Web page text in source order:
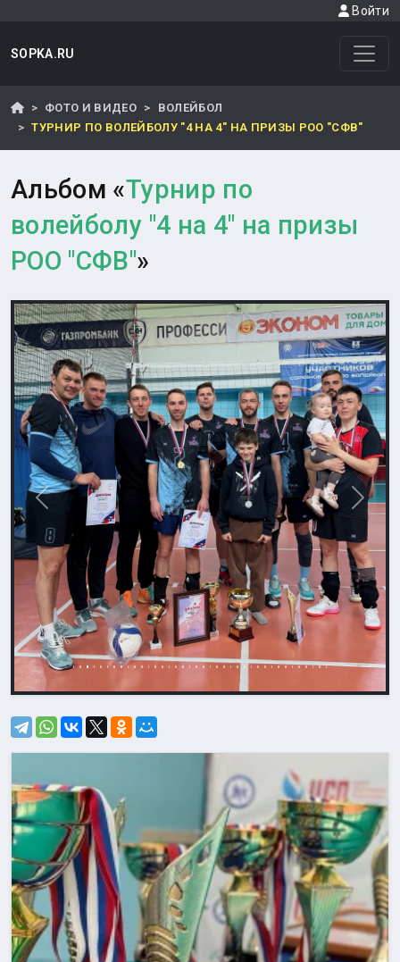
Войти
SOPKA.RU
ФОТО И ВИДЕО
ВОЛЕЙБОЛ
ТУРНИР ПО ВОЛЕЙБОЛУ "4 НА 4" НА ПРИЗЫ РОО "СФВ"
Альбом «Турнир по
волейболу "4 на 4" на призы
РОО "СФВ"»
Назад